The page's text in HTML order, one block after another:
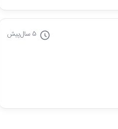
5 سال پیش